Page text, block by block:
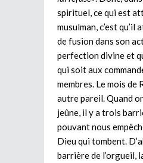
spirituel, ce qui est
musulman, c’est
de fusion dans son
perfection divine et
qui soit aux
membres. Le mois de
autre pareil. Quand
jeûne, il y a trois
pouvant nous
Dieu qui tombent.
barrière de l’orgueil,